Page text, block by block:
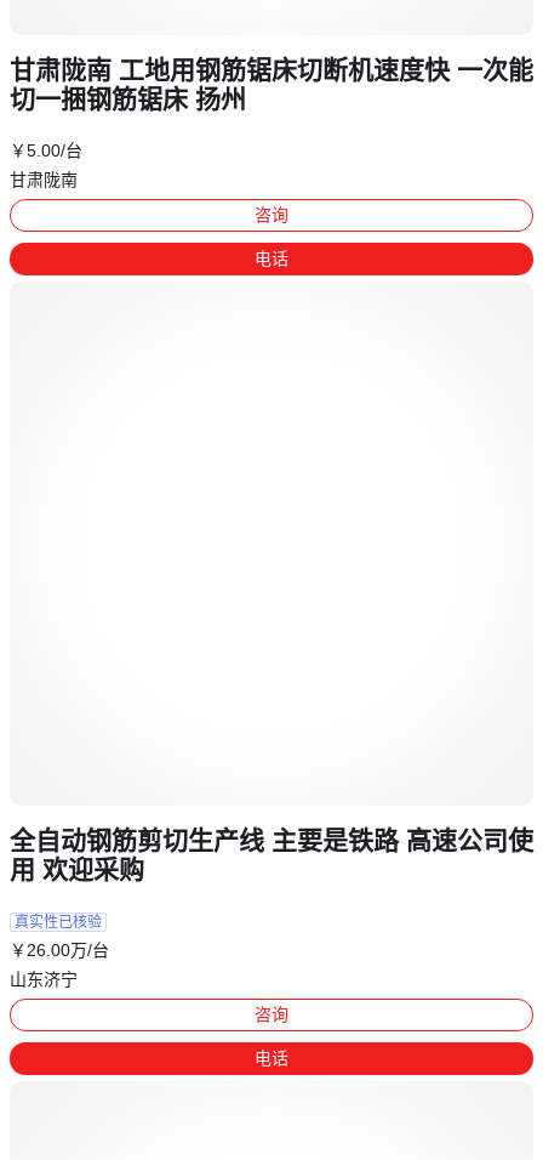
甘肃陇南 工地用钢筋锯床切断机速度快 一次能
切一捆钢筋锯床 扬州
￥5 .00/台
甘肃陇南
咨询
电话
全自动钢筋剪切生产线 主要是铁路 高速公司使
用 欢迎采购
真实性已核验
￥ 26 .00万/台
山东济宁
咨询
电话